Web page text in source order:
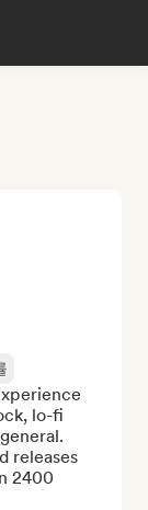
lo-fi
releases
2400